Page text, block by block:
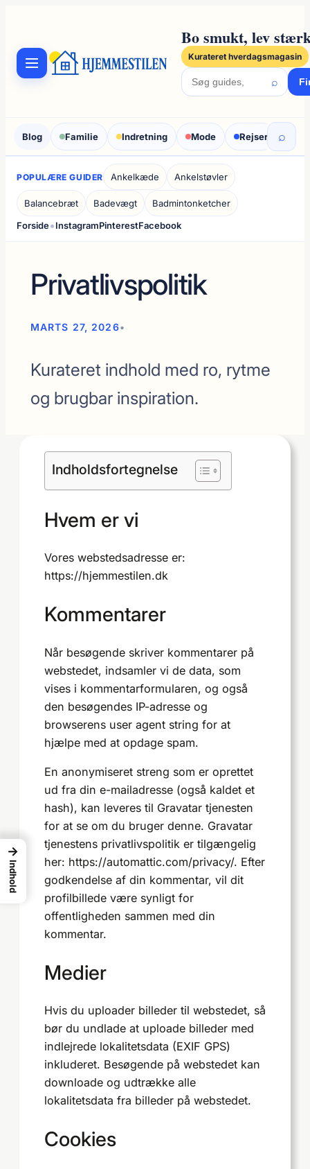
indhold
Bo smukt, lev
Kurateret hverdagsmagasin
⌕
Blog Familie Indretning Mode Rejser ⌕
POPULÆRE GUIDER Ankelkæde Ankelstøvler
Balancebræt Badevægt
Badmintonketcher
Forside•InstagramPinterestFacebook
Privatlivspolitik
MARTS 27, 2026•
Kurateret indhold med ro, rytme
og brugbar inspiration.
Indholdsfortegnelse
Hvem er vi
Vores webstedsadresse er:
https://hjemmestilen.dk
Kommentarer
Når besøgende skriver kommentarer på
webstedet, indsamler vi de data, som
vises i kommentarformularen, og også
den besøgendes IP-adresse og
browserens user agent string for at
hjælpe med at opdage spam.
En anonymiseret streng som er oprettet
ud fra din e-mailadresse (også kaldet et
hash), kan leveres til Gravatar tjenesten
for at se om du bruger denne. Gravatar
tjenestens privatlivspolitik er tilgængelig
her: https://automattic.com/privacy/. Efter
godkendelse af din kommentar, vil dit
profilbillede være synligt for
offentligheden sammen med din
kommentar.
Medier
Hvis du uploader billeder til webstedet, så
bør du undlade at uploade billeder med
indlejrede lokalitetsdata (EXIF GPS)
inkluderet. Besøgende på webstedet kan
downloade og udtrække alle
lokalitetsdata fra billeder på webstedet.
Cookies
→
Indhold